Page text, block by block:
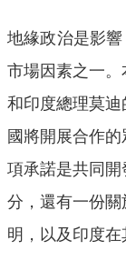
地緣政治是影
市場因素之一
和印度總理莫
國將開展合作
項承諾是共同
分，還有一份
明，以及印度在